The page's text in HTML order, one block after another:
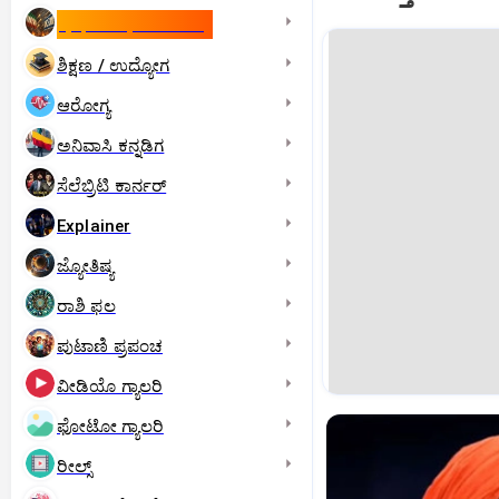
ಶಿಕ್ಷಣ / ಉದ್ಯೋಗ
ಆರೋಗ್ಯ
ಅನಿವಾಸಿ ಕನ್ನಡಿಗ
ಸೆಲೆಬ್ರಿಟಿ ಕಾರ್ನರ್‌
Explainer
ಜ್ಯೋತಿಷ್ಯ
ರಾಶಿ ಫಲ
ಪುಟಾಣಿ ಪ್ರಪಂಚ
ವೀಡಿಯೊ ಗ್ಯಾಲರಿ
ಫೋಟೋ ಗ್ಯಾಲರಿ
ರೀಲ್ಸ್